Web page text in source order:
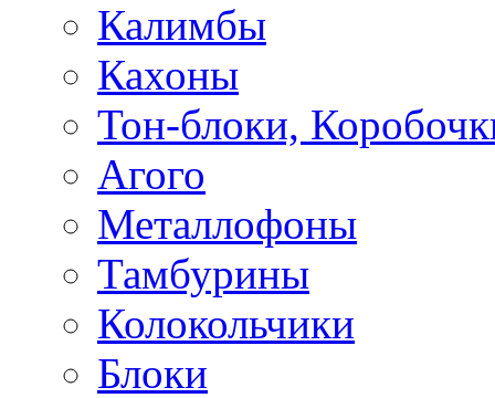
Калимбы
Кахоны
Тон-блоки,
Агого
Металлофоны
Тамбурины
Колокольчики
Блоки